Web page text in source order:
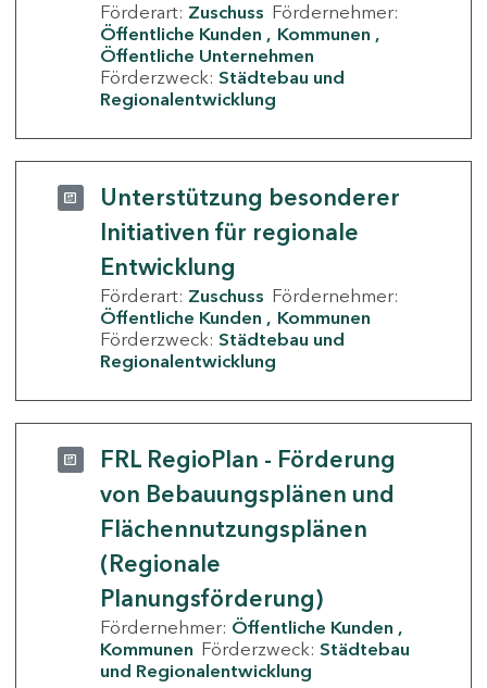
Förderart: Zuschuss Fördernehmer:
Öffentliche Kunden
Kommunen
Öffentliche Unternehmen
Förderzweck: Städtebau und
Regionalentwicklung
Unterstützung besonderer
Initiativen für regionale
Entwicklung
Förderart: Zuschuss Fördernehmer:
Öffentliche Kunden
Kommunen
Förderzweck: Städtebau und
Regionalentwicklung
FRL RegioPlan - Förderung
von Bebauungsplänen und
Flächennutzungsplänen
(Regionale
Planungsförderung)
Fördernehmer: Öffentliche Kunden
Kommunen Förderzweck: Städtebau
und Regionalentwicklung